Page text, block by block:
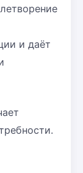
и даёт